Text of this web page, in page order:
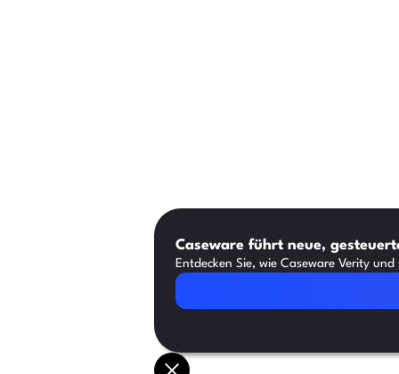
Caseware führt neue,
Entdecken Sie, wie Caseware Verity
Artikel lesen